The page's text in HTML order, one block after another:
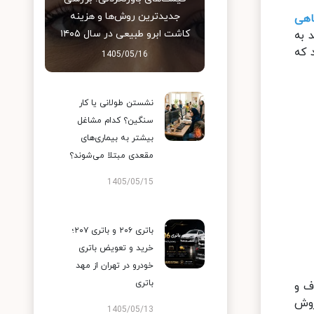
به
که
و
جدیدترین روش‌ها و هزینه
کاشت ابرو طبیعی در سال ۱۴۰۵
1405/05/16
نشستن طولانی یا کار
سنگین؟ کدام مشاغل
بیشتر به بیماری‌های
مقعدی مبتلا می‌شوند؟
1405/05/15
باتری ۲۰۶ و باتری ۲۰۷؛
خرید و تعویض باتری
خودرو در تهران از مهد
باتری
1405/05/13